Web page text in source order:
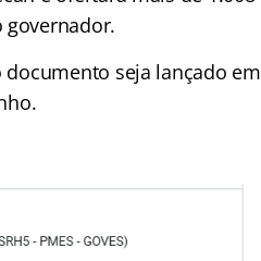
governador.
seja lançado em